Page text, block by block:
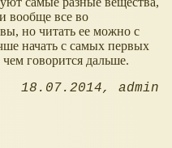
вообще все во
но читать ее можно с
начать с самых первых
говорится дальше.
18.07.2014 admin